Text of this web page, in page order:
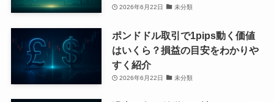
2026年6月22日 未分類
ポンドドル取引で1pips動く価値
はいくら？損益の目安をわかりや
すく紹介
2026年6月22日 未分類